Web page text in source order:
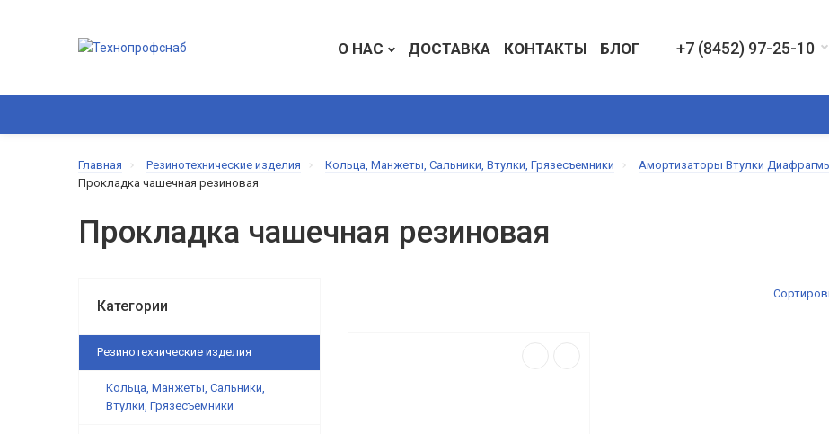
О НАС ДОСТАВКА КОНТАКТЫ БЛОГ +7 (8452) 97-25-10
Главная Резинотехнические изделия Кольца, Манжеты, Сальники, Втулки, Грязесъемники
Амортизаторы Втулки
Прокладка чашечная резиновая
Прокладка чашечная резиновая
Категории
Резинотехнические изделия
Кольца, Манжеты, Сальники,
Втулки, Грязесъемники